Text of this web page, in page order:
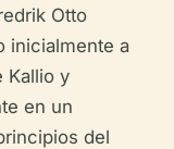
Otto
inicialmente a
Kallio y
en un
del